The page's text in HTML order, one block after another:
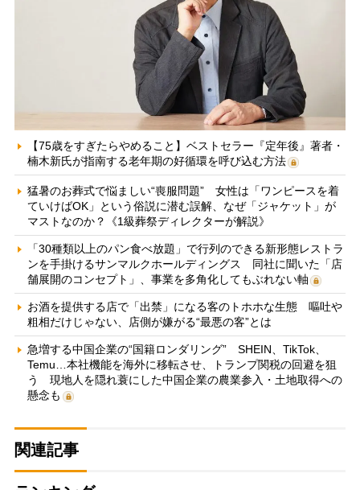
【75歳をすぎたらやめること】ベストセラー『定年後』著者・
楠木新氏が指南する老年期の好循環を呼び込む方法
猛暑のお葬式で悩ましい“喪服問題” 女性は「ワンピースを着
ていけばOK」という俗説に潜む誤解、なぜ「ジャケット」が
マストなのか？《1級葬祭ディレクターが解説》
「30種類以上のパン食べ放題」で行列のできる新形態レストラ
ンを手掛けるサンマルクホールディングス 同社に聞いた「店
舗展開のコンセプト」、事業を多角化してもぶれない軸
お酒を提供する店で「出禁」になる客のトホホな生態 嘔吐や
粗相だけじゃない、店側が嫌がる“最悪の客”とは
急増する中国企業の“国籍ロンダリング” SHEIN、TikTok、
Temu…本社機能を海外に移転させ、トランプ関税の回避を狙
う 現地人を隠れ蓑にした中国企業の農業参入・土地取得への
懸念も
関連記事